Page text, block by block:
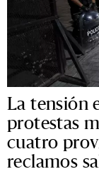
La tensión
protestas
cuatro
reclamos